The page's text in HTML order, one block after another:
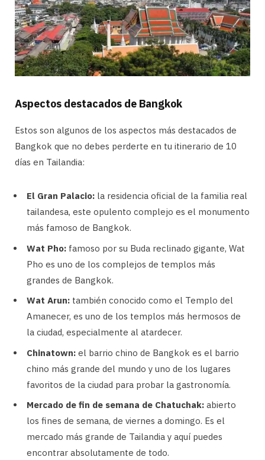
Aspectos destacados de Bangkok
Estos son algunos de los aspectos más destacados de
Bangkok que no debes perderte en tu itinerario de 10
días en Tailandia:
El Gran Palacio: la residencia oficial de la familia real
tailandesa, este opulento complejo es el monumento
más famoso de Bangkok.
Wat Pho: famoso por su Buda reclinado gigante, Wat
Pho es uno de los complejos de templos más
grandes de Bangkok.
Wat Arun: también conocido como el Templo del
Amanecer, es uno de los templos más hermosos de
la ciudad, especialmente al atardecer.
Chinatown: el barrio chino de Bangkok es el barrio
chino más grande del mundo y uno de los lugares
favoritos de la ciudad para probar la gastronomía.
Mercado de fin de semana de Chatuchak: abierto
los fines de semana, de viernes a domingo. Es el
mercado más grande de Tailandia y aquí puedes
encontrar absolutamente de todo.